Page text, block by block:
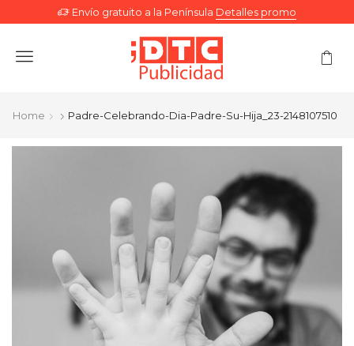
Envío gratuito a la Península Detalles promo
Menu
Home Padre-Celebrando-Dia-Padre-Su-Hija_23-2148107510